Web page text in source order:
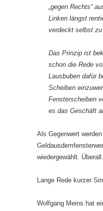
„gegen Rechts“
Linken längst
verdeckt selbst zu
Das Prinzip ist
schon die Rede
Lausbuben dafür
Scheiben
Fensterscheiben
es das Geschäft
Als Gegenwert
wiedergewählt. Überall.
Lange Rede kurzer
Wolfgang Meins hat